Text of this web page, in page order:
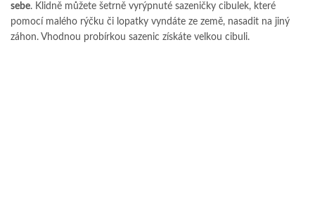
sebe. Klidně můžete šetrně vyrýpnuté sazeničky cibulek, které
pomocí malého rýčku či lopatky vyndáte ze země, nasadit na jiný
záhon. Vhodnou probírkou sazenic získáte velkou cibuli.